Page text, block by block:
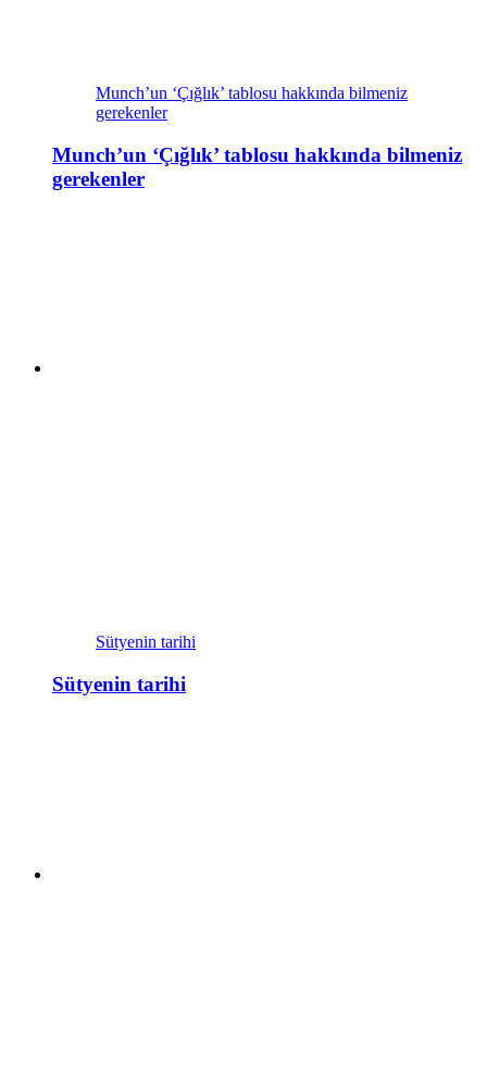
Munch’un ‘Çığlık’ tablosu hakkında bilmeniz
gerekenler
Munch’un ‘Çığlık’ tablosu hakkında bilmeniz
gerekenler
Sütyenin tarihi
Sütyenin tarihi